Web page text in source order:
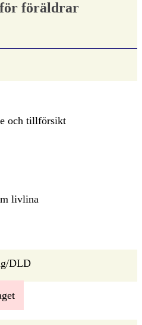
för föräldrar
och tillförsikt
livlina
DLD